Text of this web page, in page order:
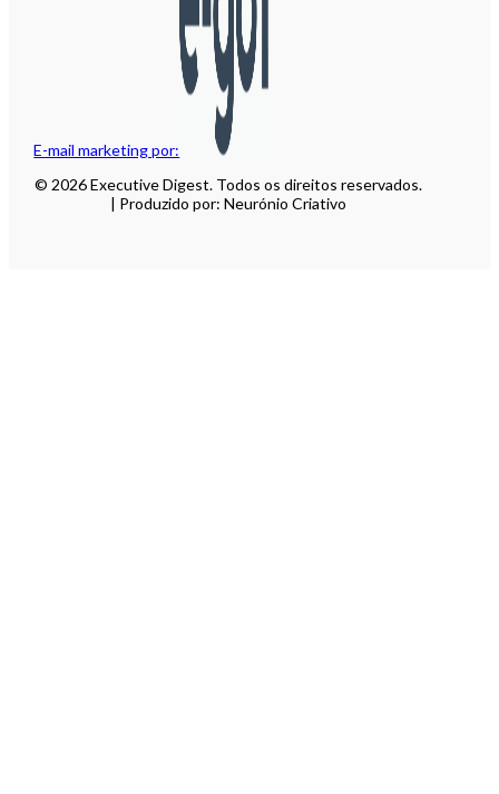
E-mail marketing por:
© 2026 Executive Digest. Todos os direitos reservados.
| Produzido por: Neurónio Criativo